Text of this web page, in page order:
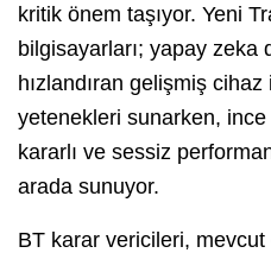
kritik önem taşıyor. Yeni
bilgisayarları; yapay zeka
hızlandıran gelişmiş
yetenekleri sunarken, ince
kararlı ve sessiz
arada sunuyor.
BT karar vericileri,